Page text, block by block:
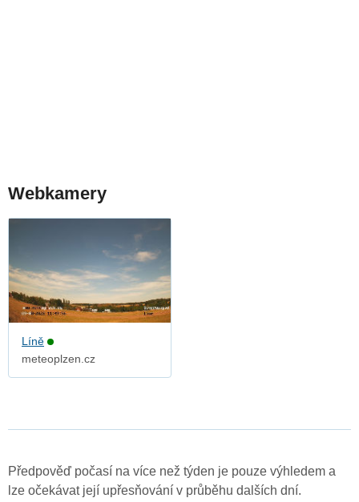
Webkamery
Líně
meteoplzen.cz
Předpověď počasí na více než týden je pouze výhledem a
lze očekávat její upřesňování v průběhu dalších dní.